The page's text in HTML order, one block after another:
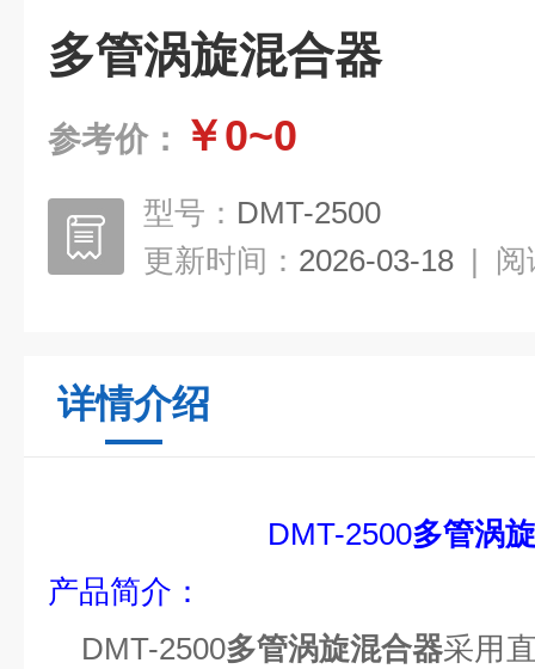
多管涡旋混合器
参考价： ￥0~0
型号： DMT-2500
更新时间： 2026-03-18 | 阅
详情介绍
DMT-2500多管涡
产品简介 ：
DMT-2500多管涡旋混合器采用